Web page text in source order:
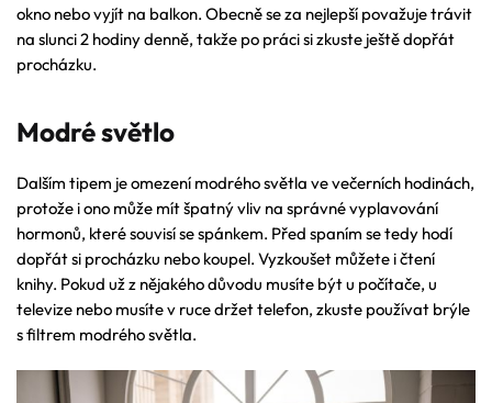
okno nebo vyjít na balkon. Obecně se za nejlepší považuje trávit
na slunci 2 hodiny denně, takže po práci si zkuste ještě dopřát
procházku.
Modré světlo
Dalším tipem je omezení modrého světla ve večerních hodinách,
protože i ono může mít špatný vliv na správné vyplavování
hormonů, které souvisí se spánkem. Před spaním se tedy hodí
dopřát si procházku nebo koupel. Vyzkoušet můžete i čtení
knihy. Pokud už z nějakého důvodu musíte být u počítače, u
televize nebo musíte v ruce držet telefon, zkuste používat brýle
s filtrem modrého světla.